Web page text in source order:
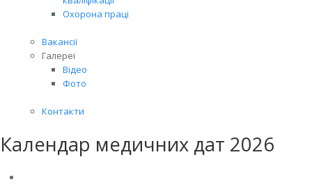
Охорона праці
Вакансії
Галереї
Відео
Фото
Контакти
Календар медичних дат 2026